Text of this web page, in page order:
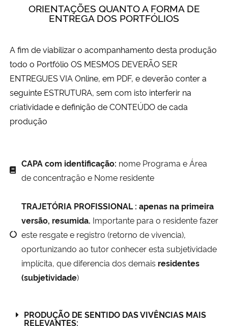
ORIENTAÇÕES QUANTO A FORMA DE
ENTREGA DOS PORTFÓLIOS
A fim de viabilizar o acompanhamento desta produção
todo o Portfólio OS MESMOS DEVERÃO SER
ENTREGUES VIA Online, em PDF, edeverão conter a
seguinte ESTRUTURA, sem com isto interferir na
criatividade e definição de CONTEÚDO de cada
produção
CAPA com identificação: nome Programa e Área
de concentração e Nome residente
TRAJETÓRIA PROFISSIONAL : apenas na primeira
versão, resumida. Importante para o residente fazer
este resgate e registro (retorno de vivencia),
oportunizando ao tutor conhecer esta subjetividade
implícita, que diferencia dos demais residentes
(subjetividade)
PRODUÇÃO DE SENTIDO DAS VIVÊNCIAS MAIS
RELEVANTES:​